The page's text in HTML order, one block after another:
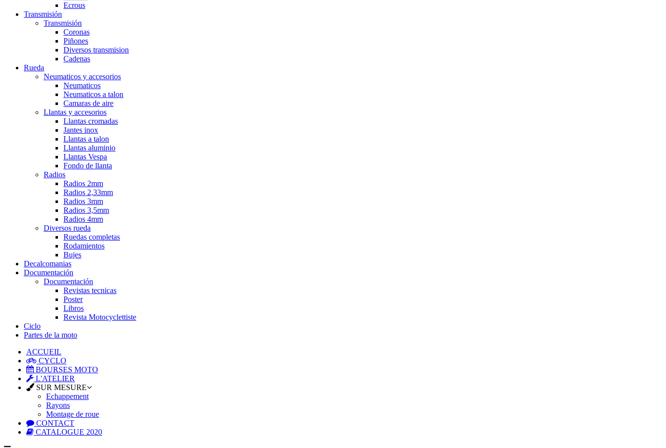
Ecrous
Transmisión
Transmisión
Coronas
Piñones
Diversos transmision
Cadenas
Rueda
Neumaticos y accesorios
Neumaticos
Neumaticos a talon
Camaras de aire
Llantas y accesorios
Llantas cromadas
Jantes inox
Llantas a talon
Llantas aluminio
Llantas Vespa
Fondo de llanta
Radios
Radios 2mm
Radios 2,33mm
Radios 3mm
Radios 3,5mm
Radios 4mm
Diversos rueda
Ruedas completas
Rodamientos
Bujes
Decalcomanias
Documentación
Documentación
Revistas tecnicas
Poster
Libros
Revista Motocyclettiste
Ciclo
Partes de la moto
ACCUEIL
CYCLO
BOURSES MOTO
L'ATELIER
SUR MESURE
Echappement
Rayons
Montage de roue
CONTACT
CATALOGUE 2020